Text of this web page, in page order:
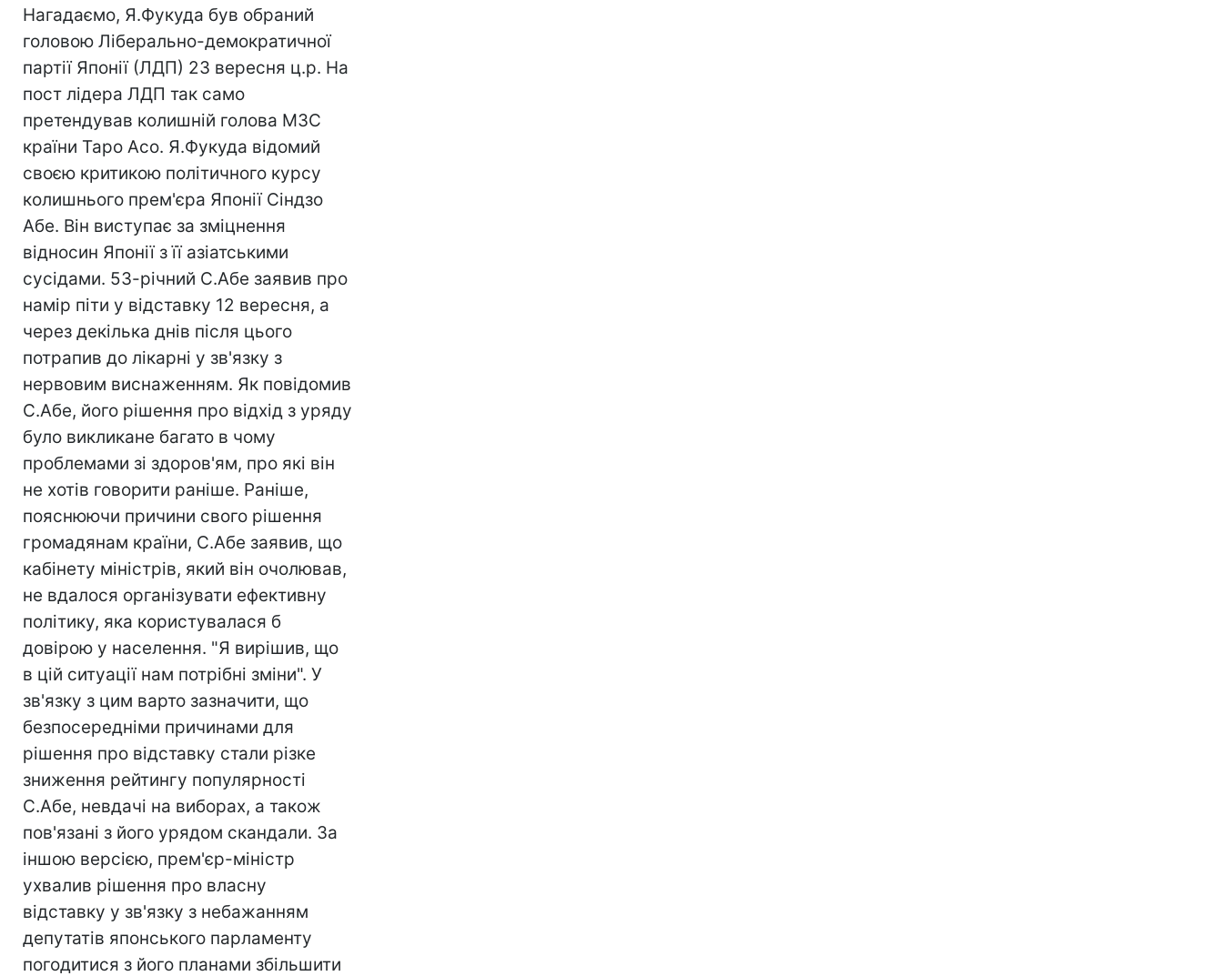
Нагадаємо, Я.Фукуда був обраний
головою Ліберально-демократичної
партії Японії (ЛДП) 23 вересня ц.р. На
пост лідера ЛДП так само
претендував колишній голова МЗС
країни Таро Асо. Я.Фукуда відомий
своєю критикою політичного курсу
колишнього прем'єра Японії Сіндзо
Абе. Він виступає за зміцнення
відносин Японії з її азіатськими
сусідами. 53-річний С.Абе заявив про
намір піти у відставку 12 вересня, а
через декілька днів після цього
потрапив до лікарні у зв'язку з
нервовим виснаженням. Як повідомив
С.Абе, його рішення про відхід з уряду
було викликане багато в чому
проблемами зі здоров'ям, про які він
не хотів говорити раніше. Раніше,
пояснюючи причини свого рішення
громадянам країни, С.Абе заявив, що
кабінету міністрів, який він очолював,
не вдалося організувати ефективну
політику, яка користувалася б
довірою у населення. "Я вирішив, що
в цій ситуації нам потрібні зміни". У
зв'язку з цим варто зазначити, що
безпосередніми причинами для
рішення про відставку стали різке
зниження рейтингу популярності
С.Абе, невдачі на виборах, а також
пов'язані з його урядом скандали. За
іншою версією, прем'єр-міністр
ухвалив рішення про власну
відставку у зв'язку з небажанням
депутатів японського парламенту
погодитися з його планами збільшити